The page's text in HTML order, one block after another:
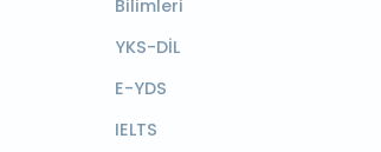
Bilimleri
YKS-DİL
E-YDS
IELTS